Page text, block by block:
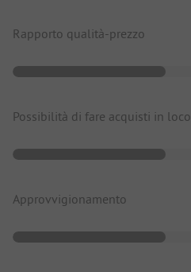
Rapporto qualità-prezzo
Possibilità di fare acquisti in loco
Approvvigionamento